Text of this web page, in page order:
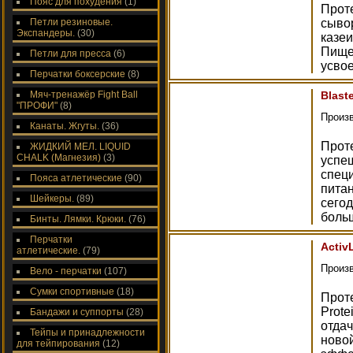
Петли резиновые.
Экспандеры. (30)
Петли для пресса (6)
Перчатки боксерские (8)
Мяч-тренажёр Fight Ball
"ПРОФИ" (8)
Канаты. Жгуты. (36)
ЖИДКИЙ МЕЛ. LIQUID
CHALK (Магнезия) (3)
Пояса атлетические (90)
Шейкеры. (89)
Бинты. Лямки. Крюки. (76)
Перчатки
атлетические. (79)
Вело - перчатки (107)
Сумки спортивные (18)
Бандажи и суппорты (28)
Тейпы и принадлежности
для тейпирования (12)